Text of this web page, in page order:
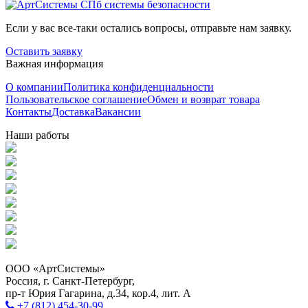
Если у вас все-таки остались вопросы, отправьте нам заявку.
Оставить заявку
Важная информация
О компанииПолитика конфиденциальности
Пользовательское соглашениеОбмен и возврат товара
КонтактыДоставкаВакансии
Наши работы
ООО «АртСистемы»
Россия, г. Санкт-Петербург,
пр-т Юрия Гагарина, д.34, кор.4, лит. А